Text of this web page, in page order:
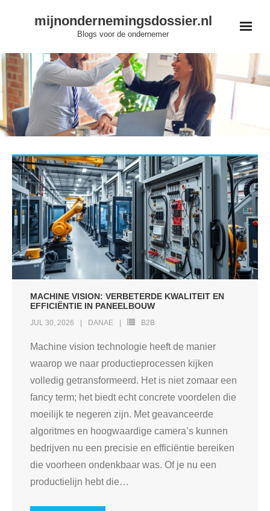
mijnondernemingsdossier.nl
Blogs voor de ondernemer
MACHINE VISION: VERBETERDE KWALITEIT EN
EFFICIËNTIE IN PANEELBOUW
JUL 30, 2026 DANAE B2B
Machine vision technologie heeft de manier
waarop we naar productieprocessen kijken
volledig getransformeerd. Het is niet zomaar een
fancy term; het biedt echt concrete voordelen die
moeilijk te negeren zijn. Met geavanceerde
algoritmes en hoogwaardige camera’s kunnen
bedrijven nu een precisie en efficiëntie bereiken
die voorheen ondenkbaar was. Of je nu een
productielijn hebt die…